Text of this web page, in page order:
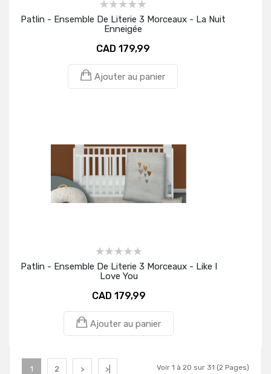
Patlin - Ensemble De Literie 3 Morceaux - La Nuit
Enneigée
CAD 179,99
Ajouter au panier
Patlin - Ensemble De Literie 3 Morceaux - Like I
Love You
CAD 179,99
Ajouter au panier
Voir 1 à 20 sur 31 (2 Pages)
1 2 > >|